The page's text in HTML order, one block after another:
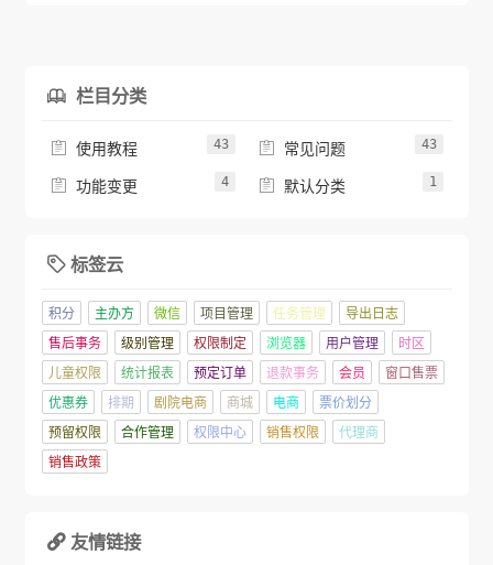
 栏目分类
 使用教程 43  常见问题 43
 功能变更 4  默认分类 1
 标签云
积分 主办方 微信 项目管理 任务管理
导出日志
售后事务
级别管理 权限制定 浏览器 用户管理
时区
儿童权限
统计报表 预定订单 退款事务 会员
窗口售票
优惠券
排期 剧院电商 商城 电商
票价划分
预留权限
合作管理 权限中心 销售权限
代理商
销售政策
 友情链接